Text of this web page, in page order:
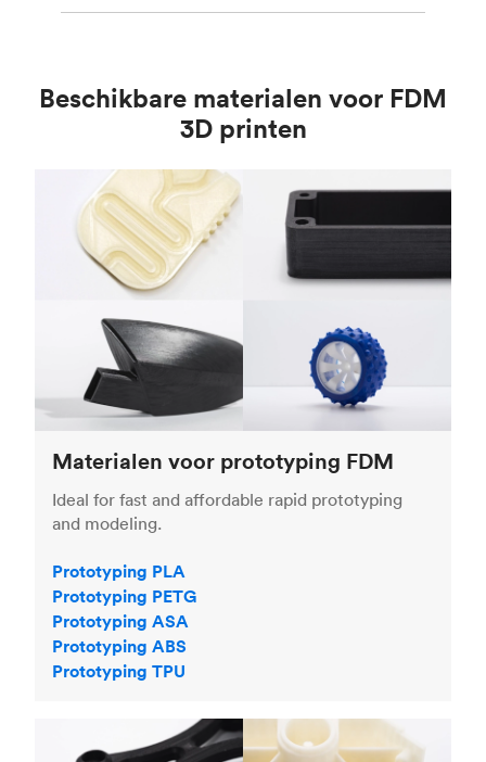
Beschikbare materialen voor FDM
3D printen
Materialen voor prototyping FDM
Ideal for fast and affordable rapid prototyping
and modeling.
Prototyping PLA
Prototyping PETG
Prototyping ASA
Prototyping ABS
Prototyping TPU